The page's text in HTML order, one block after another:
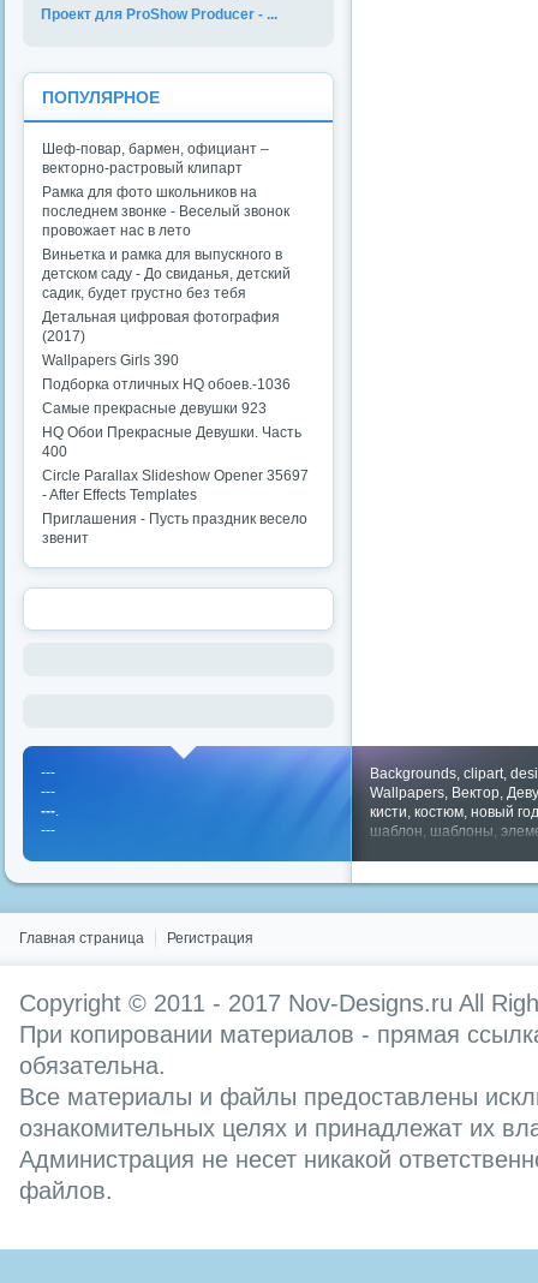
Проект для ProShow Producer - ...
ПОПУЛЯРНОЕ
Шеф-повар, бармен, официант –
векторно-растровый клипарт
Рамка для фото школьников на
последнем звонке - Веселый звонок
провожает нас в лето
Виньетка и рамка для выпускного в
детском саду - До свиданья, детский
садик, будет грустно без тебя
Детальная цифровая фотография
(2017)
Wallpapers Girls 390
Подборка отличных HQ обоев.-1036
Самые прекрасные девушки 923
HQ Обои Прекрасные Девушки. Часть
400
Circle Parallax Slideshow Opener 35697
- After Effects Templates
Приглашения - Пусть праздник весело
звенит
Backgrounds, clipart,
Wallpapers, Вектор,
кисти, костюм, новый год
шаблон, шаблоны,
---
---
---.
---
Главная страница Регистрация
Copyright © 2011 - 2017 Nov-Designs.ru All
При копировании материалов - прямая
обязательна.
Все материалы и файлы предоставлены
ознакомительных целях и принадлежат их
Администрация не несет никакой
файлов.